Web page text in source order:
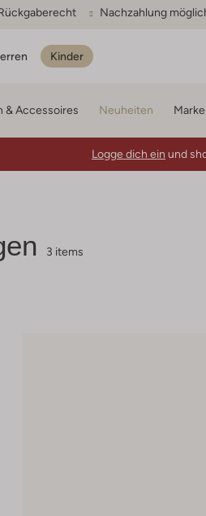
Nachzahlung
Kinder
& Accessoires Neuheiten
Logge dich ein und
3 items